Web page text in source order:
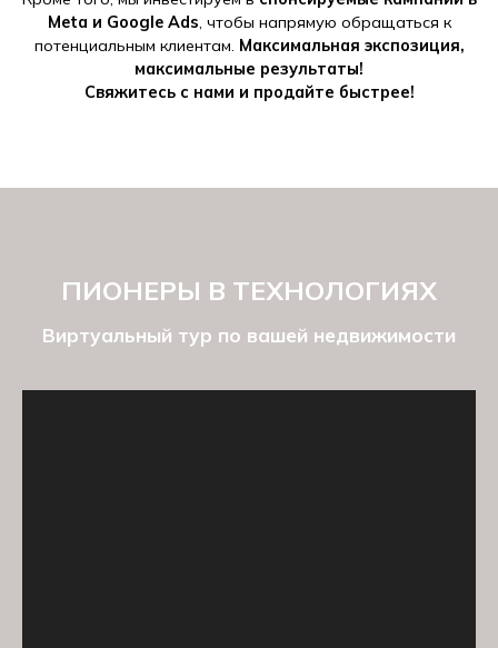
Meta и Google Ads, чтобы напрямую обращаться к
потенциальным клиентам. Максимальная экспозиция,
максимальные результаты!
Свяжитесь с нами и продайте быстрее!
ПИОНЕРЫ В ТЕХНОЛОГИЯХ
Виртуальный тур по вашей недвижимости